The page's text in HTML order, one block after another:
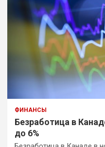
ФИНАНСЫ
Безработица в
до 6%